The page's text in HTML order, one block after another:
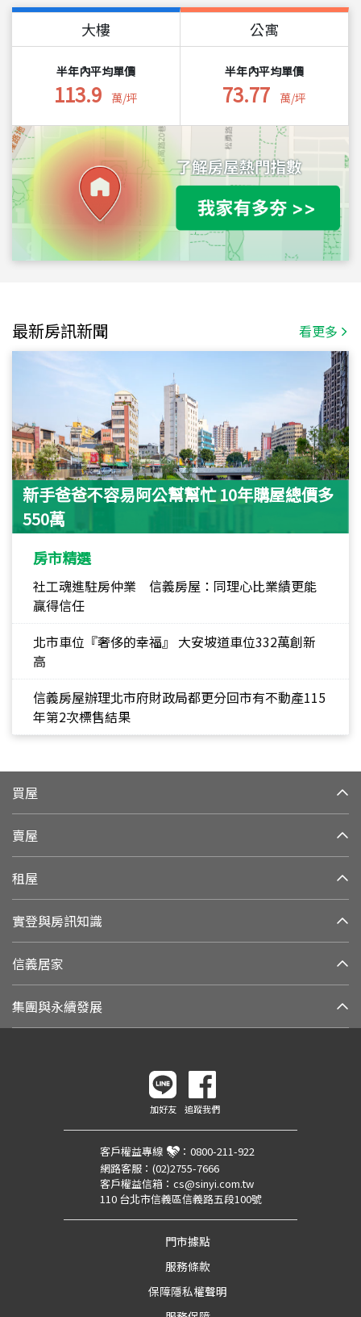
大樓
半年內平均單價
113.9 萬/坪
公寓
半年內平均單價
73.77 萬/坪
最新房訊新聞 看更多
新手爸爸不容易阿公幫幫忙 10年購屋總價多
550萬
房市精選
社工魂進駐房仲業 信義房屋：同理心比業績更能
贏得信任
北市車位『奢侈的幸福』 大安坡道車位332萬創新
高
信義房屋辦理北市府財政局都更分回市有不動產115
年第2次標售結果
買屋
賣屋
租屋
實登與房訊知識
信義居家
集團與永續發展
加好友 追蹤我們
客戶權益專線 ： 0800-211-922
網路客服： (02)2755-7666
客戶權益信箱： cs@sinyi.com.tw
110 台北市信義區信義路五段100號
門市據點
服務條款
保障隱私權聲明